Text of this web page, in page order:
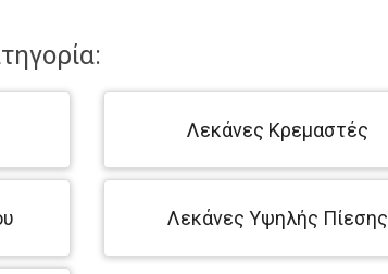
Λεκάνες Κρεμαστές
Λεκάνες Υψηλής Πίεσης